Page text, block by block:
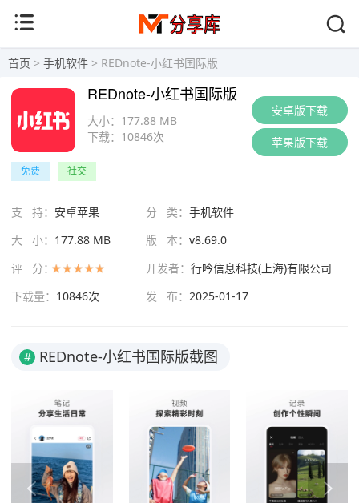
首页 > 手机软件 > REDnote-小红书国际版
安卓版下载
苹果版下载
大小： 177.88 MB
下载： 10846次
REDnote-小红书国际版
免费 社交
支 持： 安卓苹果 分 类： 手机软件
大 小： 177.88 MB 版 本： v8.69.0
评 分：
开发者： 行吟信息科技(上海)有限公司
下载量： 10846次 发 布： 2025-01-17
# REDnote-小红书国际版截图